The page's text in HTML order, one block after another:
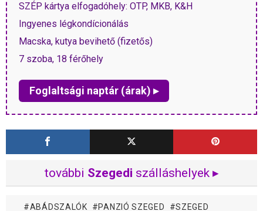
SZÉP kártya elfogadóhely: OTP, MKB, K&H
Ingyenes légkondícionálás
Macska, kutya bevihető (fizetős)
7 szoba, 18 férőhely
Foglaltsági naptár (árak) ▸
további Szegedi szálláshelyek ▸
ABÁDSZALÓK PANZIÓ SZEGED SZEGED